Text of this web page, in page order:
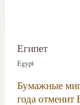
Египет
Egypt
Бумажные
года отменит